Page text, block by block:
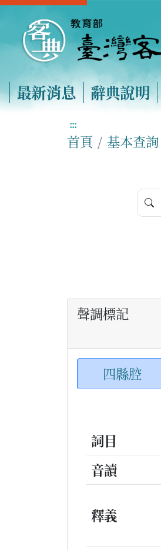
最新消息 辭典說明
:::
首頁 基本查詢
聲調標記
四縣腔
詞目
音讀
釋義